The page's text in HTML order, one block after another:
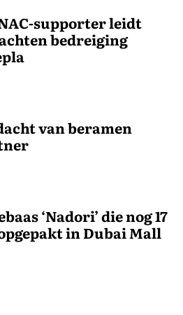
supporter leidt
bedreiging
van beramen
‘Nadori’ die nog 17
in Dubai Mall